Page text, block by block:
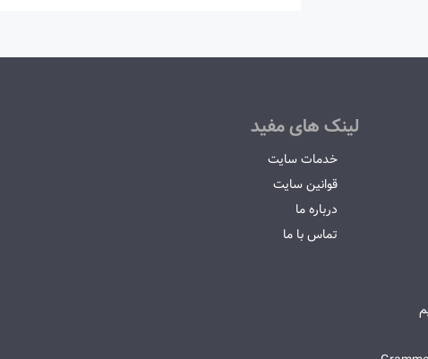
لینک های مفید
خدمات سایت
قوانین سایت
درباره ما
تماس با ما